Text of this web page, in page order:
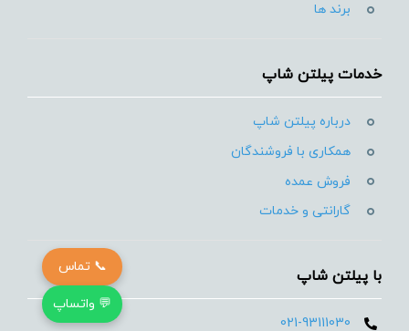
برند ها
خدمات پیلتن شاپ
درباره پیلتن شاپ
همکاری با فروشندگان
فروش عمده
گارانتی و خدمات
با پیلتن شاپ
021-93111030
📞 تماس
💬 واتساپ